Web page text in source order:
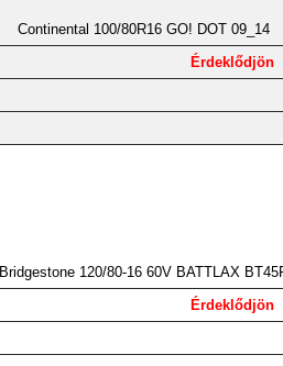
Continental 100/80R16 GO! DOT 09_14
Érdeklődjön
Bridgestone 120/80-16 60V BATTLAX
Érdeklődjön